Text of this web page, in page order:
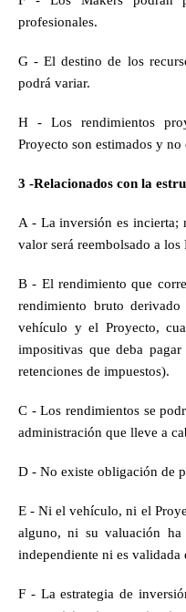
profesionales.
G - El destino de los
podrá variar.
H - Los rendimientos
Proyecto son estimados y no
3 -Relacionados con la
A - La inversión es incierta;
valor será reembolsado a los
B - El rendimiento que
rendimiento bruto
vehículo y el Proyecto,
impositivas que deba
retenciones de impuestos).
C - Los rendimientos se
administración que lleve a
D - No existe obligación de
E - Ni el vehículo, ni el
alguno, ni su valuación ha
independiente ni es validada
F - La estrategia de